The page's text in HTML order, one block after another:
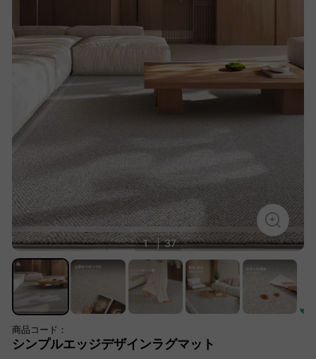
1 | 37
商品コード：
シンプルエッジデザインラグマット